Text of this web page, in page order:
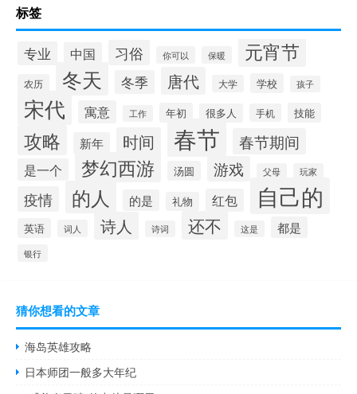
标签
专业 中国 习俗 你可以 保暖 元宵节
农历 冬天 冬季 唐代 大学 学校 孩子
宋代 寓意 工作 年初 很多人 手机 技能
攻略 新年 时间 春节 春节期间
是一个 梦幻西游 汤圆 游戏 父母 玩家
疫情 的人 的是 礼物 红包 自己的
英语 词人 诗人 诗词 还不 这是 都是
银行
猜你想看的文章
海岛英雄攻略
日本师团一般多大年纪